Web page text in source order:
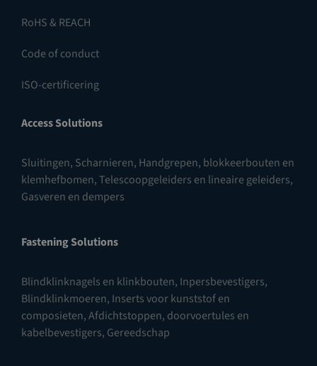
RoHS & REACH
Code of conduct
ISO-certificering
Access Solutions
Sluitingen, Scharnieren, Handgrepen, blokkeerbouten en
klemhefbomen,Telescoopgeleiders en lineaire geleiders,
Gasveren en dempers
Fastening Solutions
Blindklinknagels en klinkbouten, Inpersbevestigers,
Blindklinkmoeren, Inserts voor kunststof en
composieten,Afdichtstoppen, doorvoertules en
kabelbevestigers, Gereedschap